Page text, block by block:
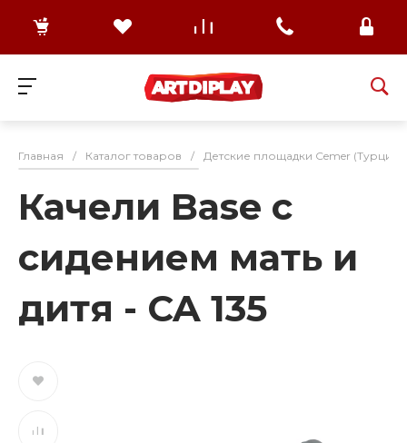
Главная / Каталог товаров / Детские площадки Cemer (Турция)
Качели Base с
сидением мать и
дитя - CA 135